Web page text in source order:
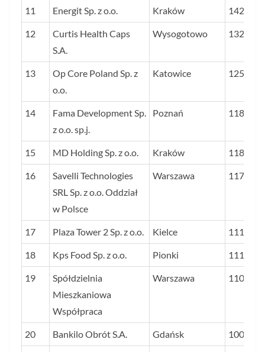
11 Energit Sp. z o.o. Kraków 14274
12
Curtis Health Caps
S.A.
Wysogotowo 13223
13
Op Core Poland Sp. z
o.o.
Katowice 12565
14
Fama Development Sp.
z o.o. sp.j.
Poznań 11861
15 MD Holding Sp. z o.o. Kraków 11857
16
Savelli Technologies
SRL Sp. z o.o. Oddział
w Polsce
Warszawa 11770
17 Plaza Tower 2 Sp. z o.o. Kielce 11152
18 Kps Food Sp. z o.o. Pionki 11100
19
Spółdzielnia
Mieszkaniowa
Współpraca
Warszawa 11057
20 Bankilo Obrót S.A. Gdańsk 10036